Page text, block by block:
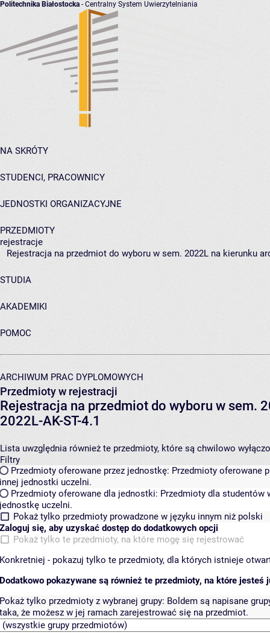
Politechnika Białostocka - Centralny System Uwierzytelniania
NA SKRÓTY
STUDENCI, PRACOWNICY
JEDNOSTKI ORGANIZACYJNE
PRZEDMIOTY
rejestracje
Rejestracja na przedmiot do wyboru w sem. 2022L na kierunku
STUDIA
AKADEMIKI
POMOC
ARCHIWUM PRAC DYPLOMOWYCH
Przedmioty w rejestracji
Rejestracja na przedmiot do wyboru w sem.
2022L-AK-ST-4.1
Lista uwzględnia również te przedmioty, które są chwilowo
Filtry
Przedmioty oferowane przez jednostkę: Przedmioty oferowane
innej jednostki uczelni.
Przedmioty oferowane dla jednostki: Przedmioty dla studentów
jednostkę uczelni.
Pokaż tylko przedmioty prowadzone w języku innym niż polski
Zaloguj się, aby uzyskać dostęp do dodatkowych opcji
Pokaż tylko te przedmioty, na które mogę się rejestrować
Konkretniej - pokazuj tylko te przedmioty, dla których istnieje
Dodatkowo pokazywane są również te przedmioty, na które jesteś
Pokaż tylko przedmioty z wybranej grupy: Boldem są napisane
taka, że możesz w jej ramach zarejestrować się na przedmiot.